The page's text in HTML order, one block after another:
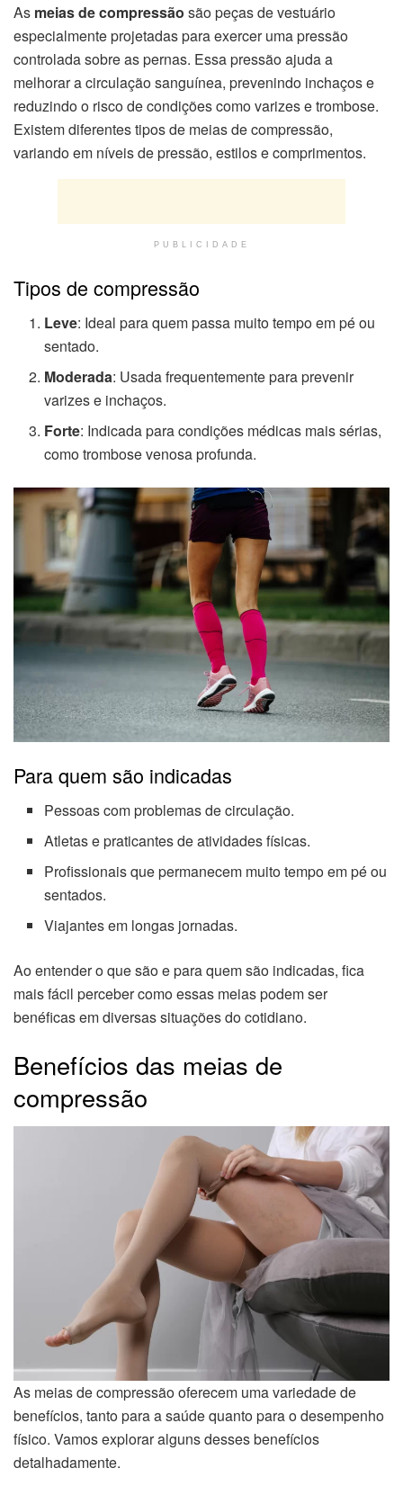
As meias de compressão são peças de vestuário
especialmente projetadas para exercer uma pressão
controlada sobre as pernas. Essa pressão ajuda a
melhorar a circulação sanguínea, prevenindo inchaços e
reduzindo o risco de condições como varizes e trombose.
Existem diferentes tipos de meias de compressão,
variando em níveis de pressão, estilos e comprimentos.
PUBLICIDADE
Tipos de compressão
Leve: Ideal para quem passa muito tempo em pé ou
sentado.
Moderada: Usada frequentemente para prevenir
varizes e inchaços.
Forte: Indicada para condições médicas mais sérias,
como trombose venosa profunda.
Para quem são indicadas
Pessoas com problemas de circulação.
Atletas e praticantes de atividades físicas.
Profissionais que permanecem muito tempo em pé ou
sentados.
Viajantes em longas jornadas.
Ao entender o que são e para quem são indicadas, fica
mais fácil perceber como essas meias podem ser
benéficas em diversas situações do cotidiano.
Benefícios das meias de
compressão
As meias de compressão oferecem uma variedade de
benefícios, tanto para a saúde quanto para o desempenho
físico. Vamos explorar alguns desses benefícios
detalhadamente.